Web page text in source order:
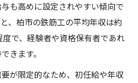
も高めに設定されやすい傾向で
、柏市の鉄筋工の平均年収は約
で、経験者や資格保有者であれ
きます。
が限定的なため、初任給や年収